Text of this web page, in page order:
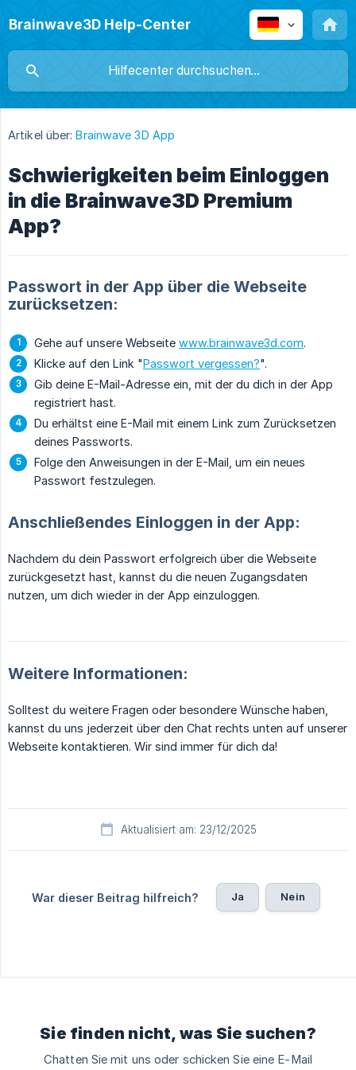
Brainwave3D Help-Center
Artikel über: Brainwave 3D App
Schwierigkeiten beim Einloggen
in die Brainwave3D Premium
App?
Passwort in der App über die Webseite
zurücksetzen:
Gehe auf unsere Webseite www.brainwave3d.com.
Klicke auf den Link "Passwort vergessen?".
Gib deine E-Mail-Adresse ein, mit der du dich in der App
registriert hast.
Du erhältst eine E-Mail mit einem Link zum Zurücksetzen
deines Passworts.
Folge den Anweisungen in der E-Mail, um ein neues
Passwort festzulegen.
Anschließendes Einloggen in der App:
Nachdem du dein Passwort erfolgreich über die Webseite
zurückgesetzt hast, kannst du die neuen Zugangsdaten
nutzen, um dich wieder in der App einzuloggen.
Weitere Informationen:
Solltest du weitere Fragen oder besondere Wünsche haben,
kannst du uns jederzeit über den Chat rechts unten auf unserer
Webseite kontaktieren. Wir sind immer für dich da!
Aktualisiert am: 23/12/2025
War dieser Beitrag hilfreich? Ja Nein
Sie finden nicht, was Sie suchen?
Chatten Sie mit uns oder schicken Sie eine E-Mail